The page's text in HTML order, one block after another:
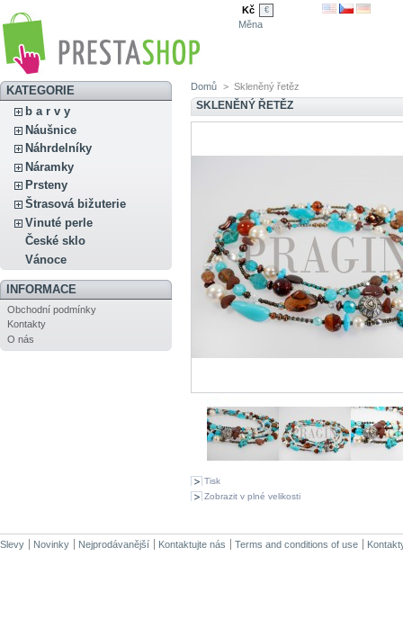
Kč €
Měna
KATEGORIE
b a r v y
Náušnice
Náhrdelníky
Náramky
Prsteny
Štrasová bižuterie
Vinuté perle
České sklo
Vánoce
INFORMACE
Obchodní podmínky
Kontakty
O nás
Domů > Skleněný řetěz
SKLENĚNÝ ŘETĚZ
Tisk
Zobrazit v plné velikosti
Slevy Novinky Nejprodávanější Kontaktujte nás Terms and conditions of use